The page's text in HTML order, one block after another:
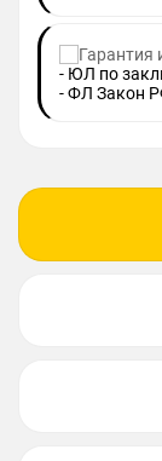
- ЮЛ по
- ФЛ Закон